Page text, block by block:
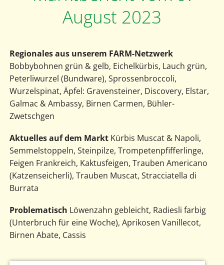
August 2023
Regionales aus unserem FARM-Netzwerk
Bobbybohnen grün & gelb, Eichelkürbis, Lauch grün,
Peterliwurzel (Bundware), Sprossenbroccoli,
Wurzelspinat, Äpfel: Gravensteiner, Discovery, Elstar,
Galmac & Ambassy, Birnen Carmen, Bühler-
Zwetschgen
Aktuelles auf dem MarktKürbis Muscat & Napoli,
Semmelstoppeln, Steinpilze, Trompetenpfifferlinge,
Feigen Frankreich, Kaktusfeigen, Trauben Americano
(Katzenseicherli), Trauben Muscat, Stracciatella di
Burrata
Problematisch Löwenzahn gebleicht, Radiesli farbig
(Unterbruch für eine Woche), Aprikosen Vanillecot,
Birnen Abate, Cassis